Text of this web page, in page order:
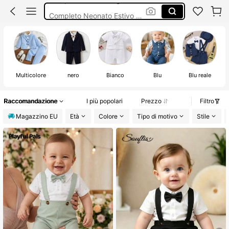
Vestito Battesimo Maschietto
Multicolore nero Bianco Blu Blu reale
Raccomandazione I più popolari Prezzo
Filtro
Magazzino EU
Età Colore Tipo di motivo Stile